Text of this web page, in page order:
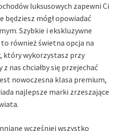
luksusowych zapewni Ci
mógł opowiadać
Szybkie i ekskluzywne
również świetna opcja na
który wykorzystasz przy
nas chciałby się przejechać
nowoczesna klasa premium,
najlepsze marki zrzeszające
wcześniej wszystko